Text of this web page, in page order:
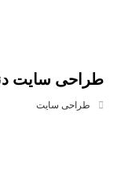
طراحی سایت
طراحی سایت